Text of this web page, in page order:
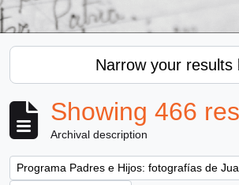
Narrow your results
Showing 466
Archival description
Remove filter:
Programa Padres e Hijos: fotografías de